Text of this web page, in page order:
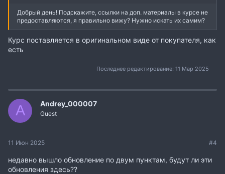
Добрый день! Подскажите, ссылки на доп. материалы в курсе не
предоставляются, я правильно вижу? Нужно искать их самим?
Курс поставляется в оригинальном виде от покупателя, как
есть
Последнее редактирование: 11 Мар 2025
A Andrey_000007
Guest
11 Июн 2025 #4
недавно вышло обновление по двум пунктам, будут ли эти
обновления здесь??